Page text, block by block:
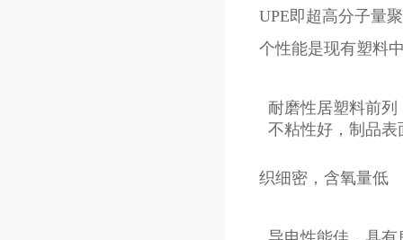
UPE即超高分子量
个性能是现有塑料
织细密，含氧量低